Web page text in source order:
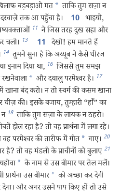
बड़बड़ाओ मत * ताकि तुम सज़ा न
तक आ पहुँचा है। 10 भाइयो,
11 ने जिस तरह दुख सहा और
चलो। 13 11
देखो! हम मानते हैं
14 तुमने सुना है कि अय्यूब ने कैसे धीरज
इनाम दिया था, 16 जिससे तुम समझ
* और दयालु परमेश्‍वर है। 17
बंद करो। न तो स्वर्ग की कसम खाना
की। इसके बजाय, तुम्हारी “हाँ” का
18 ताकि तुम सज़ा के लायक न ठहरो।
झेल रहा है? तो वह प्रार्थना में लगा रहे।
परमेश्‍वर की तारीफ में गीत * गाए। 20
है? तो वह मंडली के प्राचीनों को बुलाए 21
* के नाम से उस बीमार पर तेल मलें।
उस बीमार * को अच्छा कर देगी
और अगर उसने पाप किए हों तो उसे